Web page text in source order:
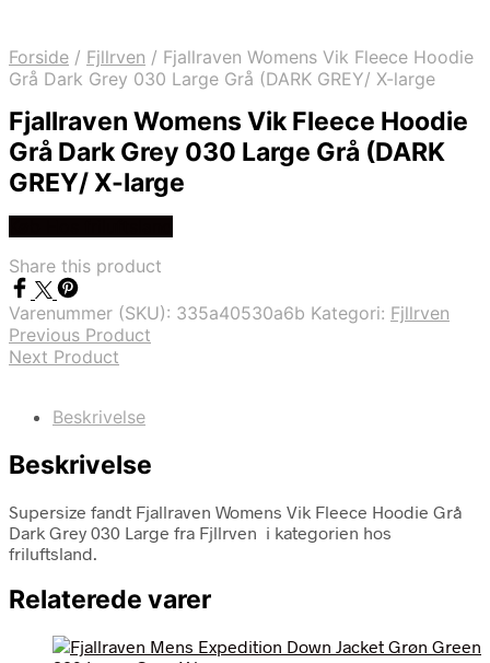
Forside / Fjllrven / Fjallraven Womens Vik Fleece Hoodie
Grå Dark Grey 030 Large Grå (DARK GREY/ X-large
Fjallraven Womens Vik Fleece Hoodie
Grå Dark Grey 030 Large Grå (DARK
GREY/ X-large
Share this product
Varenummer (SKU): 335a40530a6b Kategori: Fjllrven
Previous Product
Next Product
Beskrivelse
Beskrivelse
Supersize fandt Fjallraven Womens Vik Fleece Hoodie Grå
Dark Grey 030 Large fra Fjllrven i kategorien hos
friluftsland.
Relaterede varer